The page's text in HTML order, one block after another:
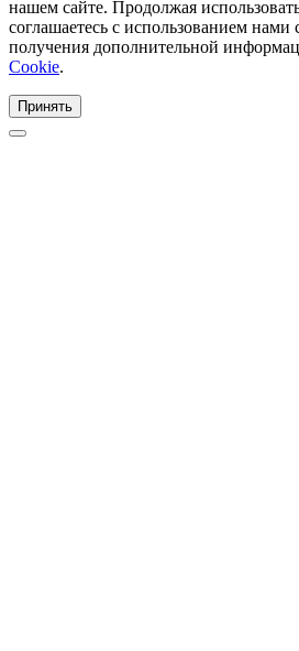
нашем сайте. Продолжая
соглашаетесь с использованием
получения дополнительной
Cookie.
Принять